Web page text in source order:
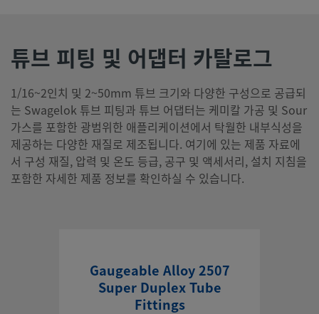
튜브 피팅 및 어댑터 카탈로그
1/16~2인치 및 2~50mm 튜브 크기와 다양한 구성으로 공급되
는 Swagelok 튜브 피팅과 튜브 어댑터는 케미칼 가공 및 Sour
가스를 포함한 광범위한 애플리케이션에서 탁월한 내부식성을
제공하는 다양한 재질로 제조됩니다. 여기에 있는 제품 자료에
서 구성 재질, 압력 및 온도 등급, 공구 및 액세서리, 설치 지침을
포함한 자세한 제품 정보를 확인하실 수 있습니다.
Gaugeable Alloy 2507
Super Duplex Tube
Fittings